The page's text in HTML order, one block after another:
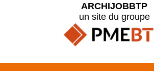
ARCHIJOBBTP
un site du groupe